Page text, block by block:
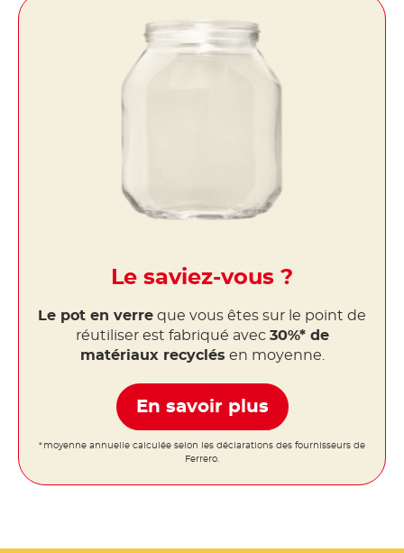
Le saviez-vous ?
Le pot en verre que vous êtes sur le point de
réutiliser est fabriqué avec 30%* de
matériaux recyclés en moyenne.
En savoir plus
*moyenne annuelle calculée selon les déclarations des fournisseurs de
Ferrero.